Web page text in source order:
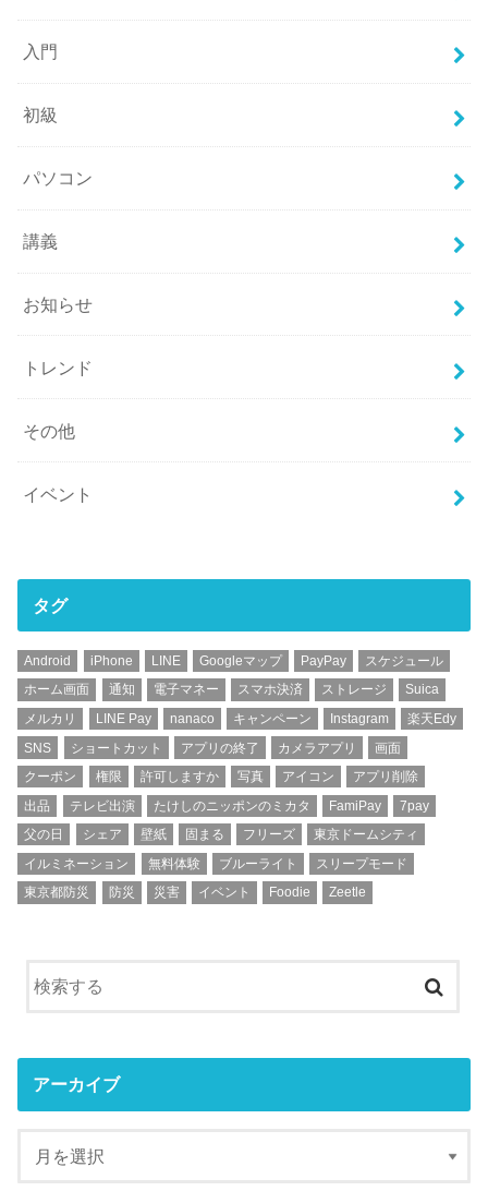
入門
初級
パソコン
講義
お知らせ
トレンド
その他
イベント
タグ
Android iPhone LINE Googleマップ PayPay
スケジュール
ホーム画面
通知 電子マネー スマホ決済 ストレージ
Suica
メルカリ
LINE Pay nanaco キャンペーン Instagram
楽天Edy
SNS
ショートカット アプリの終了 カメラアプリ
画面
クーポン
権限 許可しますか 写真 アイコン
アプリ削除
出品
テレビ出演 たけしのニッポンのミカタ FamiPay
7pay
父の日
シェア 壁紙 固まる フリーズ
東京ドームシティ
イルミネーション
無料体験 ブルーライト
スリープモード
東京都防災
防災 災害 イベント Foodie Zeetle
アーカイブ